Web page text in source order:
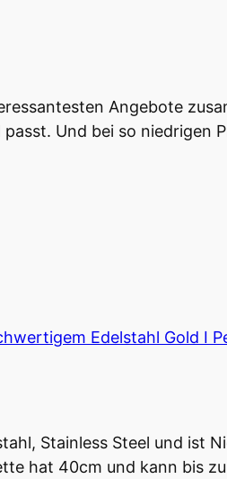
Angebote
Und bei so niedrigen
Edelstahl Gold I
Stainless Steel und ist
hat 40cm und kann bis